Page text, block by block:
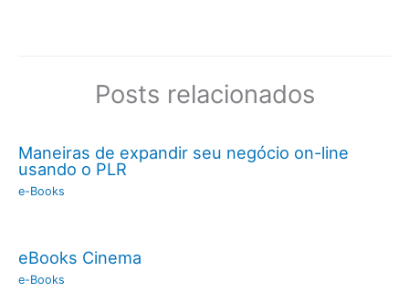
Posts relacionados
Maneiras de expandir seu negócio on-line
usando o PLR
e-Books
eBooks Cinema
e-Books